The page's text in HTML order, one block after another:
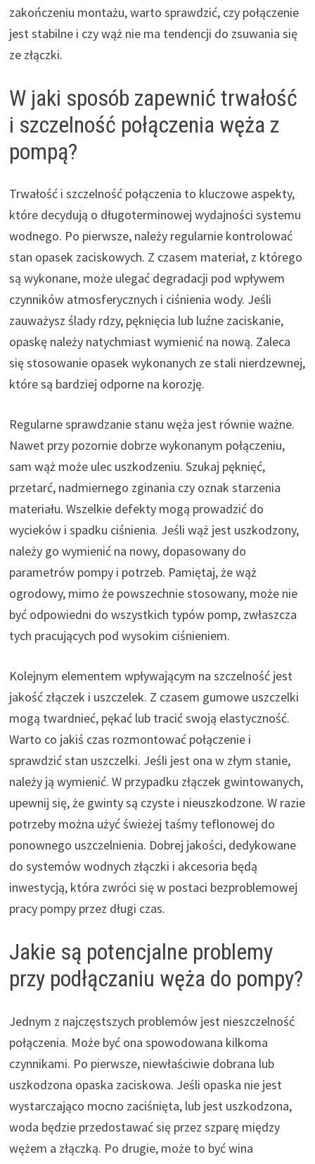
zakończeniu montażu, warto sprawdzić, czy połączenie
jest stabilne i czy wąż nie ma tendencji do zsuwania się
ze złączki.
W jaki sposób zapewnić trwałość
i szczelność połączenia węża z
pompą?
Trwałość i szczelność połączenia to kluczowe aspekty,
które decydują o długoterminowej wydajności systemu
wodnego. Po pierwsze, należy regularnie kontrolować
stan opasek zaciskowych. Z czasem materiał, z którego
są wykonane, może ulegać degradacji pod wpływem
czynników atmosferycznych i ciśnienia wody. Jeśli
zauważysz ślady rdzy, pęknięcia lub luźne zaciskanie,
opaskę należy natychmiast wymienić na nową. Zaleca
się stosowanie opasek wykonanych ze stali nierdzewnej,
które są bardziej odporne na korozję.
Regularne sprawdzanie stanu węża jest równie ważne.
Nawet przy pozornie dobrze wykonanym połączeniu,
sam wąż może ulec uszkodzeniu. Szukaj pęknięć,
przetarć, nadmiernego zginania czy oznak starzenia
materiału. Wszelkie defekty mogą prowadzić do
wycieków i spadku ciśnienia. Jeśli wąż jest uszkodzony,
należy go wymienić na nowy, dopasowany do
parametrów pompy i potrzeb. Pamiętaj, że wąż
ogrodowy, mimo że powszechnie stosowany, może nie
być odpowiedni do wszystkich typów pomp, zwłaszcza
tych pracujących pod wysokim ciśnieniem.
Kolejnym elementem wpływającym na szczelność jest
jakość złączek i uszczelek. Z czasem gumowe uszczelki
mogą twardnieć, pękać lub tracić swoją elastyczność.
Warto co jakiś czas rozmontować połączenie i
sprawdzić stan uszczelki. Jeśli jest ona w złym stanie,
należy ją wymienić. W przypadku złączek gwintowanych,
upewnij się, że gwinty są czyste i nieuszkodzone. W razie
potrzeby można użyć świeżej taśmy teflonowej do
ponownego uszczelnienia. Dobrej jakości, dedykowane
do systemów wodnych złączki i akcesoria będą
inwestycją, która zwróci się w postaci bezproblemowej
pracy pompy przez długi czas.
Jakie są potencjalne problemy
przy podłączaniu węża do pompy?
Jednym z najczęstszych problemów jest nieszczelność
połączenia. Może być ona spowodowana kilkoma
czynnikami. Po pierwsze, niewłaściwie dobrana lub
uszkodzona opaska zaciskowa. Jeśli opaska nie jest
wystarczająco mocno zaciśnięta, lub jest uszkodzona,
woda będzie przedostawać się przez szparę między
wężem a złączką. Po drugie, może to być wina